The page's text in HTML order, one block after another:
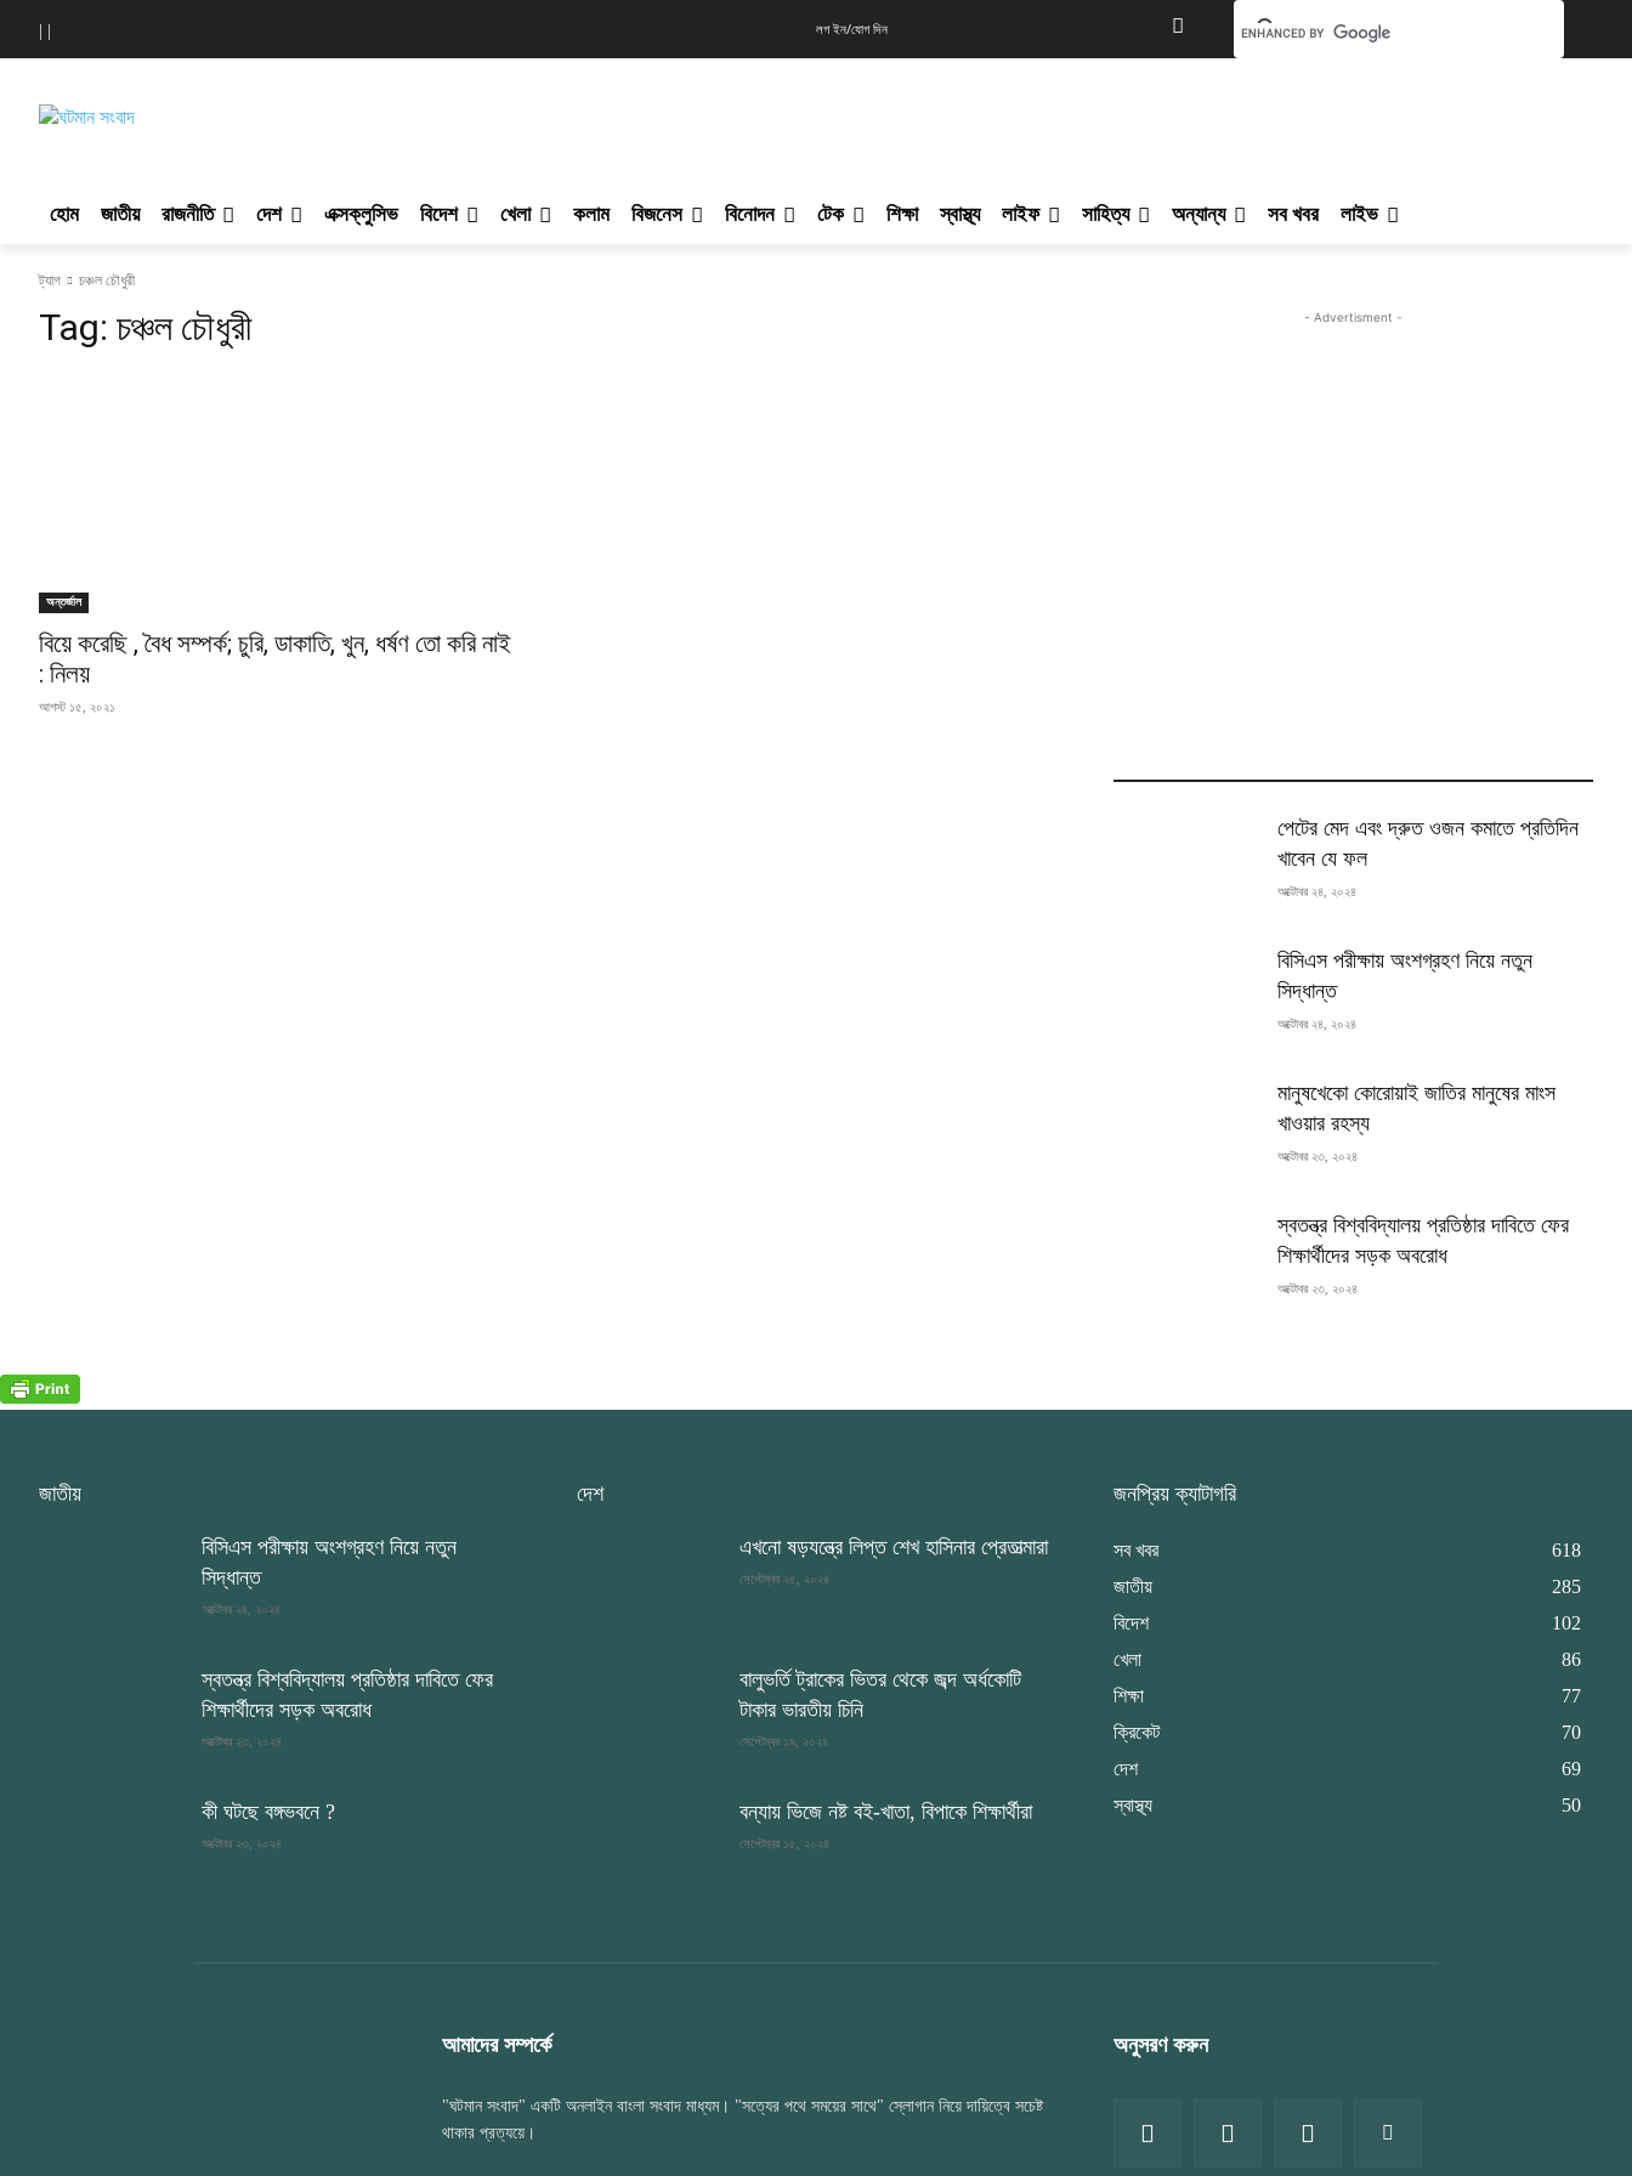
| | লগ ইন/যোগ দিন
হোম জাতীয় রাজনীতি দেশ এক্সক্লুসিভ বিদেশ খেলা কলাম বিজনেস বিনোদন টেক শিক্ষা স্বাস্থ্য লাইফ সাহিত্য অন্যান্য সব খবর লাইভ
ট্যাগ চঞ্চল চৌধুরী
Tag: চঞ্চল চৌধুরী
অন্তর্জাল
বিয়ে করেছি , বৈধ সম্পর্ক; চুরি, ডাকাতি, খুন, ধর্ষণ তো করি নাই
: নিলয়
আগস্ট ১৫, ২০২১
- Advertisment -
পেটের মেদ এবং দ্রুত ওজন কমাতে প্রতিদিন
খাবেন যে ফল
অক্টোবর ২৪, ২০২৪
বিসিএস পরীক্ষায় অংশগ্রহণ নিয়ে নতুন
সিদ্ধান্ত
অক্টোবর ২৪, ২০২৪
মানুষখেকো কোরোয়াই জাতির মানুষের মাংস
খাওয়ার রহস্য
অক্টোবর ২৩, ২০২৪
স্বতন্ত্র বিশ্ববিদ্যালয় প্রতিষ্ঠার দাবিতে ফের
শিক্ষার্থীদের সড়ক অবরোধ
অক্টোবর ২৩, ২০২৪
জাতীয়
বিসিএস পরীক্ষায় অংশগ্রহণ নিয়ে নতুন
সিদ্ধান্ত
অক্টোবর ২৪, ২০২৪
স্বতন্ত্র বিশ্ববিদ্যালয় প্রতিষ্ঠার দাবিতে ফের
শিক্ষার্থীদের সড়ক অবরোধ
অক্টোবর ২৩, ২০২৪
কী ঘটছে বঙ্গভবনে ?
অক্টোবর ২৩, ২০২৪
দেশ
এখনো ষড়যন্ত্রে লিপ্ত শেখ হাসিনার প্রেতাত্মারা
সেপ্টেম্বর ২৫, ২০২৪
বালুভর্তি ট্রাকের ভিতর থেকে জব্দ অর্ধকোটি
টাকার ভারতীয় চিনি
সেপ্টেম্বর ১৯, ২০২৪
বন্যায় ভিজে নষ্ট বই-খাতা, বিপাকে শিক্ষার্থীরা
সেপ্টেম্বর ১৫, ২০২৪
জনপ্রিয় ক্যাটাগরি
সব খবর
618
জাতীয়
285
বিদেশ
102
খেলা
86
শিক্ষা
77
ক্রিকেট
70
দেশ
69
স্বাস্থ্য
50
আমাদের সম্পর্কে
"ঘটমান সংবাদ" একটি অনলাইন বাংলা সংবাদ মাধ্যম। "সত্যের পথে সময়ের সাথে" স্লোগান নিয়ে দায়িত্বে সচেষ্ট
থাকার প্রত্যয়ে।
অনুসরণ করুন